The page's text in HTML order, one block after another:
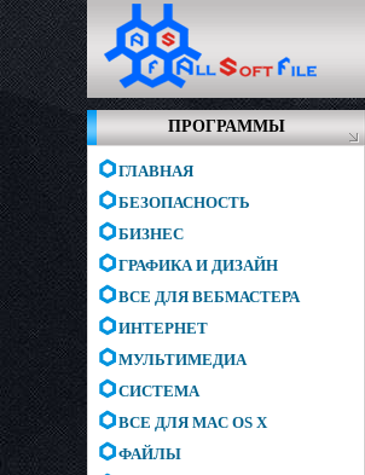
ПРОГРАММЫ
ГЛАВНАЯ
БЕЗОПАСНОСТЬ
БИЗНЕС
ГРАФИКА И ДИЗАЙН
ВСЕ ДЛЯ ВЕБМАСТЕРА
ИНТЕРНЕТ
МУЛЬТИМЕДИА
СИСТЕМА
ВСЕ ДЛЯ MAC OS X
ФАЙЛЫ